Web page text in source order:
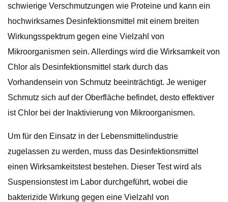
schwierige Verschmutzungen wie Proteine ​​und kann ein
hochwirksames Desinfektionsmittel mit einem breiten
Wirkungsspektrum gegen eine Vielzahl von
Mikroorganismen sein. Allerdings wird die Wirksamkeit von
Chlor als Desinfektionsmittel stark durch das
Vorhandensein von Schmutz beeinträchtigt. Je weniger
Schmutz sich auf der Oberfläche befindet, desto effektiver
ist Chlor bei der Inaktivierung von Mikroorganismen.
Um für den Einsatz in der Lebensmittelindustrie
zugelassen zu werden, muss das Desinfektionsmittel
einen Wirksamkeitstest bestehen. Dieser Test wird als
Suspensionstest im Labor durchgeführt, wobei die
bakterizide Wirkung gegen eine Vielzahl von